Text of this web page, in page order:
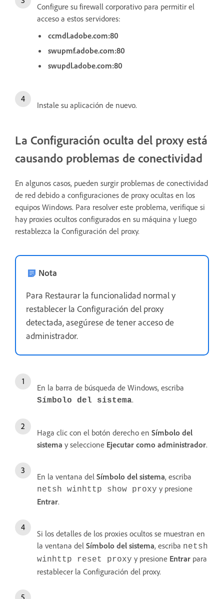
Configure su firewall corporativo para permitir el
acceso a estos servidores:
ccmdl.adobe.com:80
swupmf.adobe.com:80
swupdl.adobe.com:80
Instale su aplicación de nuevo.
La Configuración oculta del proxy está
causando problemas de conectividad
En algunos casos, pueden surgir problemas de conectividad
de red debido a configuraciones de proxy ocultas en los
equipos Windows. Para resolver este problema, verifique si
hay proxies ocultos configurados en su máquina y luego
restablezca la Configuración del proxy.
Nota
Para Restaurar la funcionalidad normal y
restablecer la Configuración del proxy
detectada, asegúrese de tener acceso de
administrador.
En la barra de búsqueda de Windows, escriba
Símbolo del sistema.
Haga clic con el botón derecho en Símbolo del
sistema y seleccione Ejecutar como administrador.
En la ventana del Símbolo del sistema, escriba
netsh winhttp show proxy y presione
Entrar.
Si los detalles de los proxies ocultos se muestran en
la ventana del Símbolo del sistema, escriba netsh
winhttp reset proxy y presione Entrar para
restablecer la Configuración del proxy.